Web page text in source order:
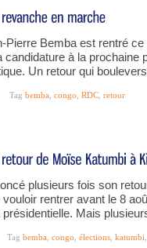
Pierre Bemba est rentré
candidature à la prochaine
Un retour qui
Tag bemba congo RDC retour
plusieurs fois son
rentrer avant le 8
Mais
Tag bemba congo élections katumbi